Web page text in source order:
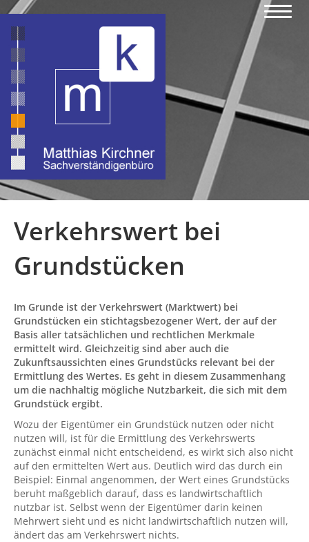
Verkehrswert bei
Grundstücken
Im Grunde ist der Verkehrswert (Marktwert) bei
Grundstücken ein stichtagsbezogener Wert, der auf der
Basis aller tatsächlichen und rechtlichen Merkmale
ermittelt wird. Gleichzeitig sind aber auch die
Zukunftsaussichten eines Grundstücks relevant bei der
Ermittlung des Wertes. Es geht in diesem Zusammenhang
um die nachhaltig mögliche Nutzbarkeit, die sich mit dem
Grundstück ergibt.
Wozu der Eigentümer ein Grundstück nutzen oder nicht
nutzen will, ist für die Ermittlung des Verkehrswerts
zunächst einmal nicht entscheidend, es wirkt sich also nicht
auf den ermittelten Wert aus. Deutlich wird das durch ein
Beispiel: Einmal angenommen, der Wert eines Grundstücks
beruht maßgeblich darauf, dass es landwirtschaftlich
nutzbar ist. Selbst wenn der Eigentümer darin keinen
Mehrwert sieht und es nicht landwirtschaftlich nutzen will,
ändert das am Verkehrswert nichts.